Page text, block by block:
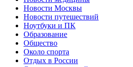
Новости Москвы
Новости путешествий
Ноутбуки и ПК
Образование
Общество
Около спорта
Отдых в России